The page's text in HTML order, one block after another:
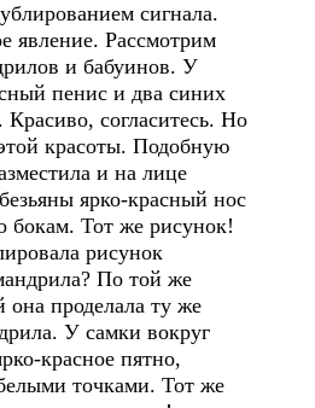
сигнала.
явление. Рассмотрим
и бабуинов. У
пенис и два синих
Красиво, согласитесь. Но
красоты. Подобную
и на лице
ярко-красный нос
бокам. Тот же рисунок!
рисунок
По той же
она проделала ту же
У самки вокруг
красное пятно,
точками. Тот же